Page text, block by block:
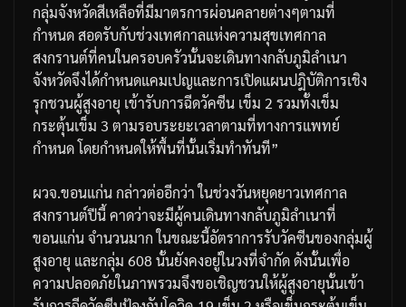
กลุ่มจังหวัดสีเหลือที่มีมาตรการผ่อนคลายต่างๆตามที่
กำหนดสอดรับกับช่วงเทศกาลแห่งความสุขเทศกาล
สงกรานต์ที่คนในครอบครัวนั้นจะเดินทางกลับภูมิลำเนา
จังหวัดจึงได้กำหนดแคมเปญและการเปิดแผนปฎิบัติการเชิง
รุกชวนผู้สูงอายุ เข้ารับการฉีดวัคซีน เข็ม 2 รวมทั้งเข็ม
กระตุ้นเข็ม 3 ตามรอบระยะเวลาตามที่ทางการแพทย์
กำหนดโดยกำหนดให้พื้นที่นั้นเริ่มทำทันที”
ผวจ.ขอนแก่นกล่าวต่ออีกว่า ในช่วงวันหยุดยาวเทศกาล
สงกรานต์ปีนี้คาดว่าจะมีผู้คนเดินทางกลับภูมิลำเนาที่
ขอนแก่นจำนวนมาก ในขณะนี้อัตราการรับวัคซีนของกลุ่มผู้
สูงอายุ และกลุ่ม 608นั้นยังคงอยู่ในวงที่จำกัดดังนั้นเพื่อ
ความปลอดภัยในภาพรวมจึงขอเชิญชวนให้ผู้สูงอายุนั้นเข้า